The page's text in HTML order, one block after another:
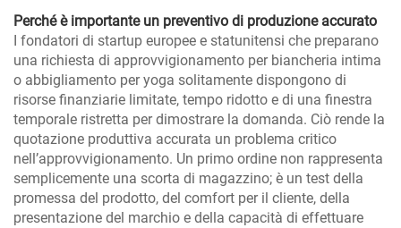
Perché è importante un preventivo di produzione accurato
I fondatori di startup europee e statunitensi che preparano
una richiesta di approvvigionamento per biancheria intima
o abbigliamento per yoga solitamente dispongono di
risorse finanziarie limitate, tempo ridotto e di una finestra
temporale ristretta per dimostrare la domanda. Ciò rende la
quotazione produttiva accurata un problema critico
nell’approvvigionamento. Un primo ordine non rappresenta
semplicemente una scorta di magazzino; è un test della
promessa del prodotto, del comfort per il cliente, della
presentazione del marchio e della capacità di effettuare